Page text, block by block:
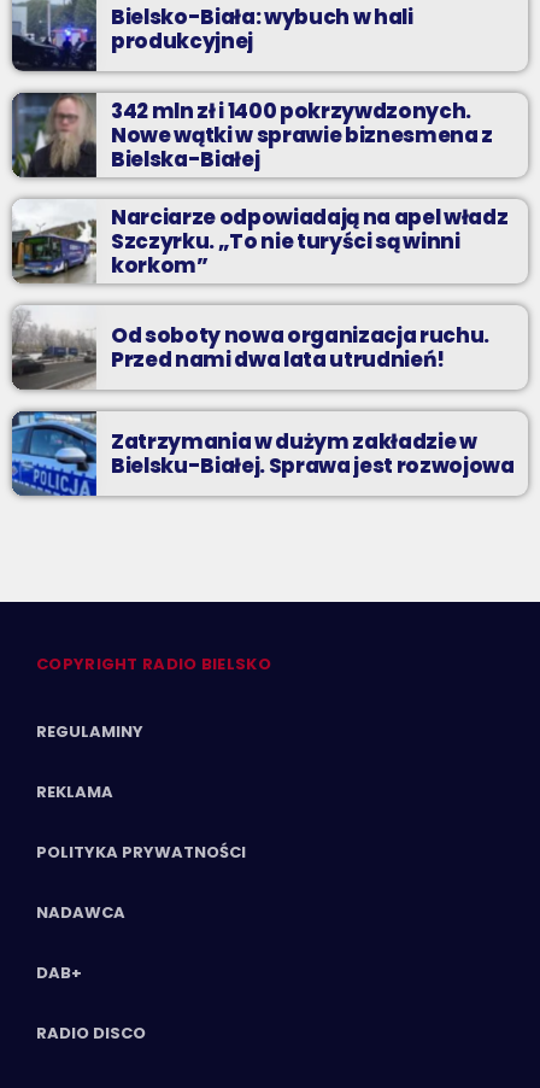
Bielsko-Biała: wybuch w hali
produkcyjnej
342 mln zł i 1400 pokrzywdzonych.
Nowe wątki w sprawie biznesmena z
Bielska-Białej
Narciarze odpowiadają na apel władz
Szczyrku. „To nie turyści są winni
korkom”
Od soboty nowa organizacja ruchu.
Przed nami dwa lata utrudnień!
Zatrzymania w dużym zakładzie w
Bielsku-Białej. Sprawa jest rozwojowa
COPYRIGHT RADIO BIELSKO
REGULAMINY
REKLAMA
POLITYKA PRYWATNOŚCI
NADAWCA
DAB+
RADIO DISCO